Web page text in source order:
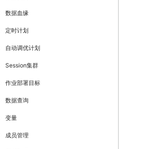
数据血缘
定时计划
自动调优计划
Session集群
作业部署目标
数据查询
变量
成员管理